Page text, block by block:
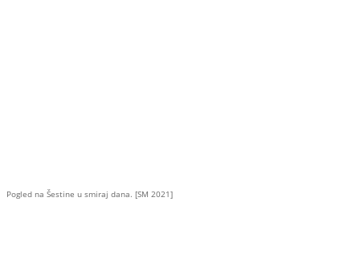
Pogled na Šestine u smiraj dana. [SM 2021]